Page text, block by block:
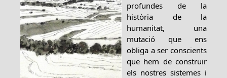
profundes de la
història de la
humanitat, una
mutació que ens
obliga a ser conscients
que hem de construir
els nostres sistemes i